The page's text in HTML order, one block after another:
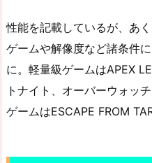
性能を記載しているが、あ
ゲームや解像度など諸条件
に。軽量級ゲームはAPEX
トナイト、オーバーウォッ
ゲームはESCAPE FROM